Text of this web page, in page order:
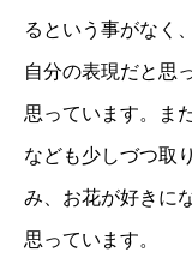
るという事がなく
自分の表現だと思
思っています。ま
なども少しづつ取
み、お花が好きに
思っています。